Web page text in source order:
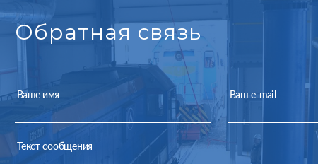
Обратная связь
Ваше имя Ваш e-mail
Текст сообщения